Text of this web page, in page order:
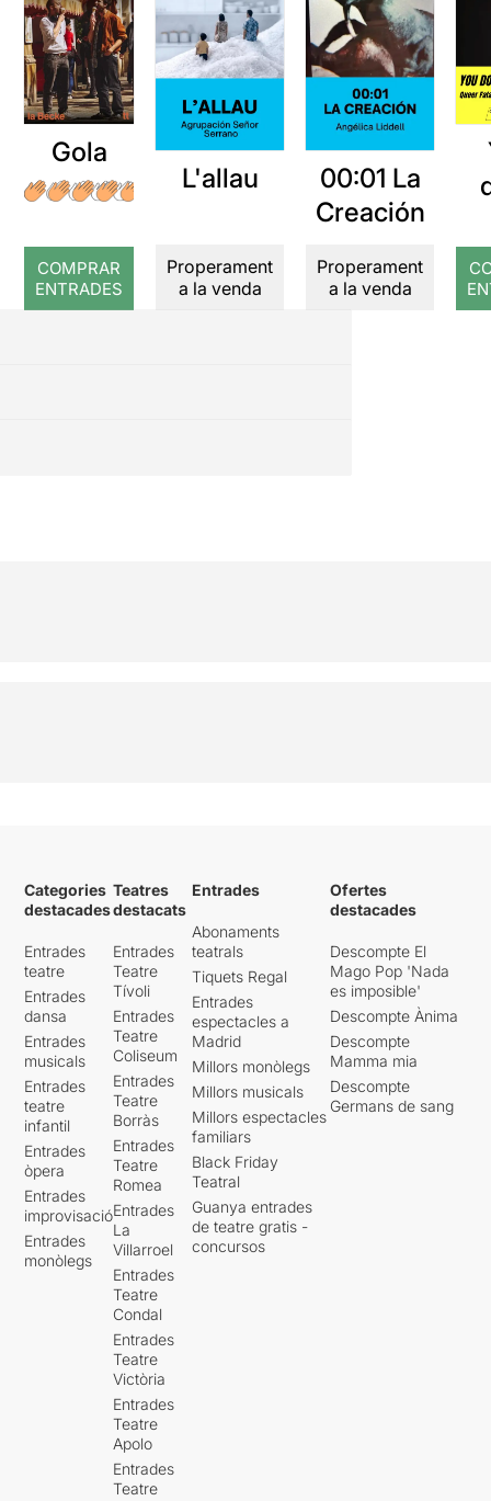
Gola
COMPRAR
ENTRADES
L'allau
Properament
a la venda
00:01 La
Creación
Properament
a la venda
Categories
destacades
Entrades
teatre
Entrades
dansa
Entrades
musicals
Entrades
teatre
infantil
Entrades
òpera
Entrades
improvisació
Entrades
monòlegs
Teatres
destacats
Entrades
Teatre
Tívoli
Entrades
Teatre
Coliseum
Entrades
Teatre
Borràs
Entrades
Teatre
Romea
Entrades
La
Villarroel
Entrades
Teatre
Condal
Entrades
Teatre
Victòria
Entrades
Teatre
Apolo
Entrades
Teatre
Entrades
Abonaments
teatrals
Tiquets Regal
Entrades
espectacles a
Madrid
Millors monòlegs
Millors musicals
Millors espectacles
familiars
Black Friday
Teatral
Guanya entrades
de teatre gratis -
concursos
Ofertes
destacades
Descompte El
Mago Pop 'Nada
es imposible'
Descompte Ànima
Descompte
Mamma mia
Descompte
Germans de sang